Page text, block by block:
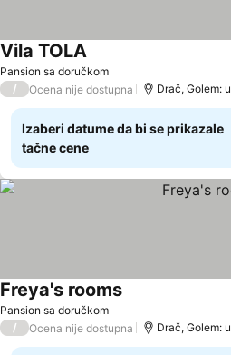
Pansion sa doručkom
Vila TOLA
/ Ocena nije dostupna Drač, Golem:
Izaberi datume da bi se prikazale
tačne cene
Pansion sa doručkom
Freya's rooms
/ Ocena nije dostupna Drač, Golem: